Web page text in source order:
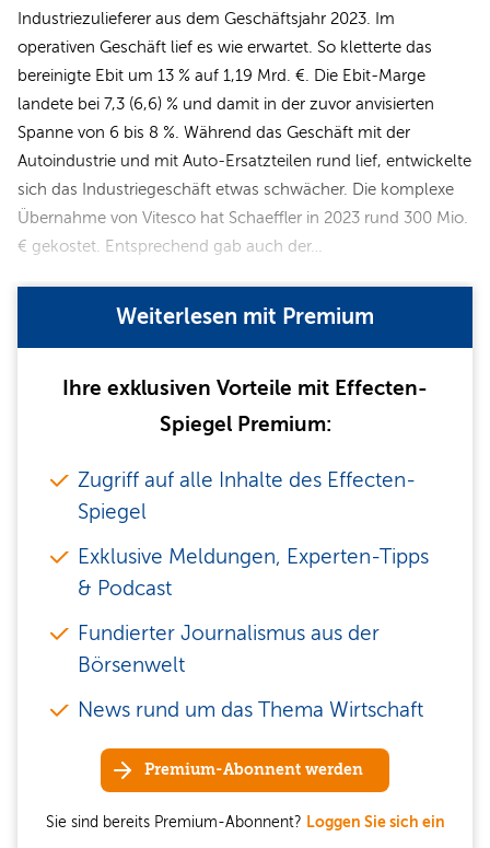
Industriezulieferer aus dem Geschäftsjahr 2023. Im
operativen Geschäft lief es wie erwartet. So kletterte das
bereinigte Ebit um 13 % auf 1,19 Mrd. €. Die Ebit-Marge
landete bei 7,3 (6,6) % und damit in der zuvor anvisierten
Spanne von 6 bis 8 %. Während das Geschäft mit der
Autoindustrie und mit Auto-Ersatzteilen rund lief, entwickelte
sich das Industriegeschäft etwas schwächer. Die komplexe
Übernahme von Vitesco hat Schaeffler in 2023 rund 300 Mio.
€ gekostet. Entsprechend gab auch der…
Weiterlesen mit Premium
Ihre exklusiven Vorteile mit Effecten-
Spiegel Premium:
Zugriff auf alle Inhalte des Effecten-
Spiegel
Exklusive Meldungen, Experten-Tipps
& Podcast
Fundierter Journalismus aus der
Börsenwelt
News rund um das Thema Wirtschaft
Premium-Abonnent werden
Sie sind bereits Premium-Abonnent? Loggen Sie sich ein